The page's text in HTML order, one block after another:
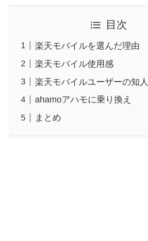
目次
楽天モバイルを選んだ理由
楽天モバイル使用感
楽天モバイルユーザーの知
ahamoアハモに乗り換え
まとめ